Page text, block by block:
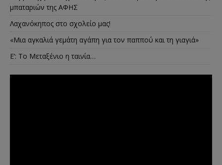
μπαταριών της ΑΦΗΣ
Λαχανόκηπος στο σχολείο μας!
«Μια αγκαλιά γεμάτη αγάπη για τον παππού και τη γιαγιά»
E’: Το Μεταξένιο η ταινία…